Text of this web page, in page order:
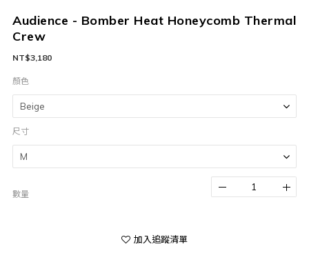
Audience - Bomber Heat Honeycomb Thermal
Crew
NT$3,180
顏色
尺寸
數量
加入追蹤清單